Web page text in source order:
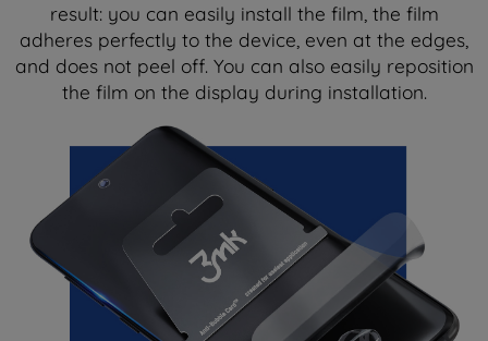
result: you can easily install the film, the film
adheres perfectly to the device, even at the edges,
and does not peel off. You can also easily reposition
the film on the display during installation.